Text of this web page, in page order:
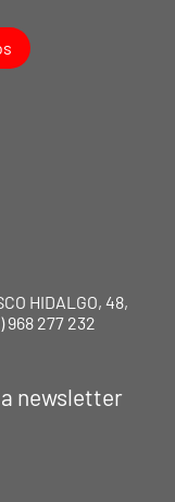
newsletter
HIDALGO, 48,
968 277 232